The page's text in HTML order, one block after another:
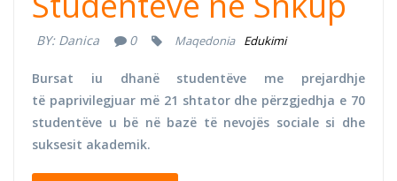
BY: Danica 0 Maqedonia Edukimi
Bursat iu dhanë studentëve me prejardhje
të paprivilegjuar më 21 shtator dhe përzgjedhja e 70
studentëve u bë në bazë të nevojës sociale si dhe
suksesit akademik.